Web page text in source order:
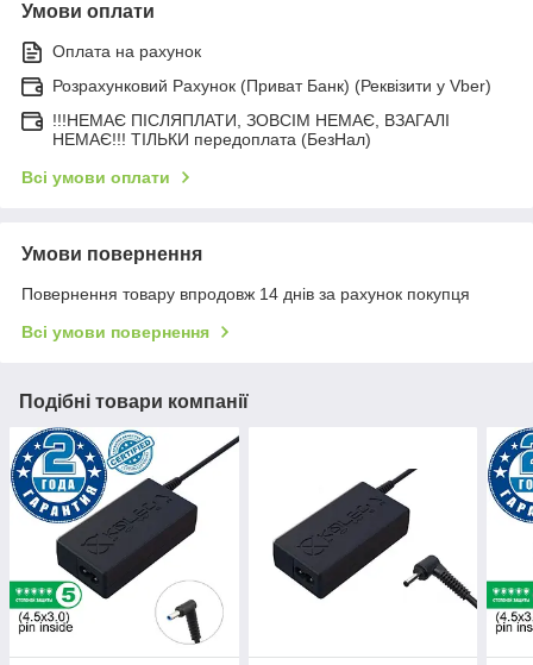
Умови оплати
Оплата на рахунок
Розрахунковий Рахунок (Приват Банк) (Реквізити у Vber)
!!!НЕМАЄ ПІСЛЯПЛАТИ, ЗОВСІМ НЕМАЄ, ВЗАГАЛІ
НЕМАЄ!!! ТІЛЬКИ передоплата (БезНал)
Всі умови оплати
Умови повернення
Повернення товару впродовж 14 днів за рахунок покупця
Всі умови повернення
Подібні товари компанії